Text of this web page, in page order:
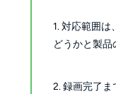
1. 対応範囲
どうかと製品
2. 録画完了